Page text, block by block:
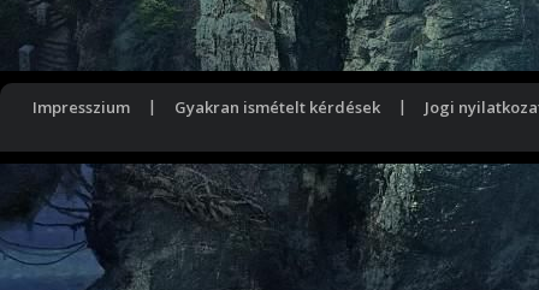
Impresszium | Gyakran ismételt kérdések | Jogi